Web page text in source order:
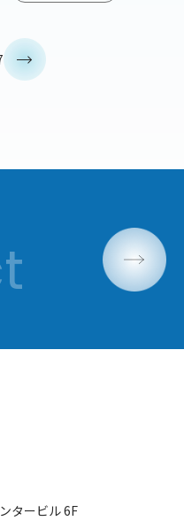
タービル 6F